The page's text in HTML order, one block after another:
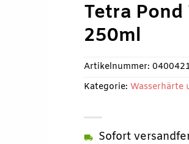
Tetra
250ml
Sofort
Artikelnummer:
Kategorie:Wasserhärte